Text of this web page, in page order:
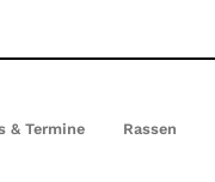
& Termine Rassen